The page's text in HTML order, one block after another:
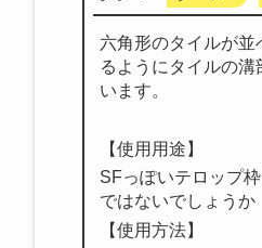
六角形のタイルが
るようにタイルの
います。
【使用用途】
SFっぽいテロップ
ではないでしょうか
【使用方法】